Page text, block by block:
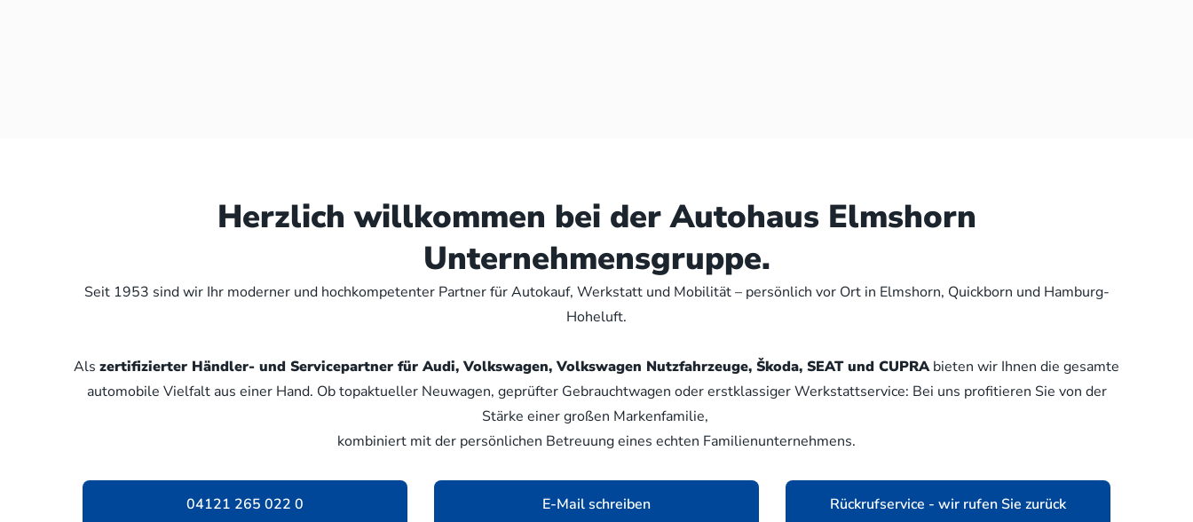
Herzlich willkommen bei der Autohaus Elmshorn
Unternehmensgruppe.
Seit 1953 sind wir Ihr moderner und hochkompetenter Partner für Autokauf, Werkstatt und Mobilität – persönlich vor Ort in Elmshorn, Quickborn und Hamburg-
Hoheluft.
Als zertifizierter Händler- und Servicepartner für Audi, Volkswagen, Volkswagen Nutzfahrzeuge, Škoda, SEAT und CUPRAbieten wir Ihnen die gesamte
automobile Vielfalt aus einer Hand. Ob topaktueller Neuwagen, geprüfter Gebrauchtwagen oder erstklassiger Werkstattservice: Bei uns profitieren Sie von der
Stärke einer großen Markenfamilie,
kombiniert mit der persönlichen Betreuung eines echten Familienunternehmens.
04121 265 022 0 E-Mail schreiben Rückrufservice - wir rufen Sie zurück